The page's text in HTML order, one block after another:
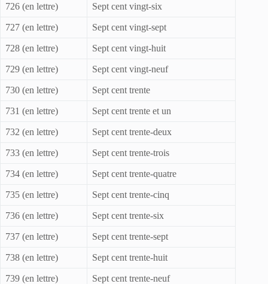
726 (en lettre) Sept cent vingt-six
727 (en lettre) Sept cent vingt-sept
728 (en lettre) Sept cent vingt-huit
729 (en lettre) Sept cent vingt-neuf
730 (en lettre) Sept cent trente
731 (en lettre) Sept cent trente et un
732 (en lettre) Sept cent trente-deux
733 (en lettre) Sept cent trente-trois
734 (en lettre) Sept cent trente-quatre
735 (en lettre) Sept cent trente-cinq
736 (en lettre) Sept cent trente-six
737 (en lettre) Sept cent trente-sept
738 (en lettre) Sept cent trente-huit
739 (en lettre) Sept cent trente-neuf